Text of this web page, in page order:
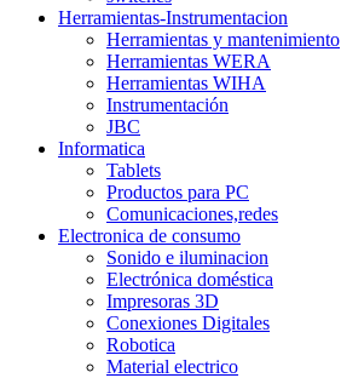
Herramientas-Instrumentacion
Herramientas y mantenimiento
Herramientas WERA
Herramientas WIHA
Instrumentación
JBC
Informatica
Tablets
Productos para PC
Comunicaciones,redes
Electronica de consumo
Sonido e iluminacion
Electrónica doméstica
Impresoras 3D
Conexiones Digitales
Robotica
Material electrico